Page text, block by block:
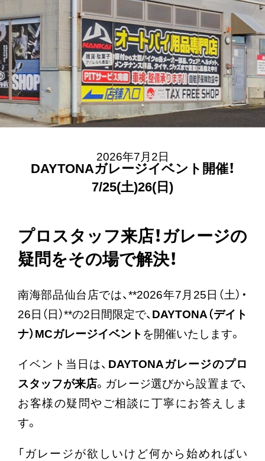
DAYTONAガレージイベント開催！
7/25(土)26(日)
プロスタッフ来店！ガレージの
疑問をその場で解決！
南海部品仙台店では、**2026年7月25日（土）・
26日（日）**の2日間限定で、 DAYTONA（デイト
ナ）MCガレージイベント を開催いたします。
イベント当日は、 DAYTONAガレージのプロ
スタッフが来店。ガレージ選びから設置まで、
お客様の疑問やご相談に丁寧にお答えしま
す。
「ガレージが欲しいけど何から始めればい
2026年7月2日